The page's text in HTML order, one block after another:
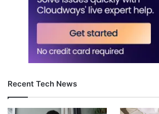
Recent Tech News